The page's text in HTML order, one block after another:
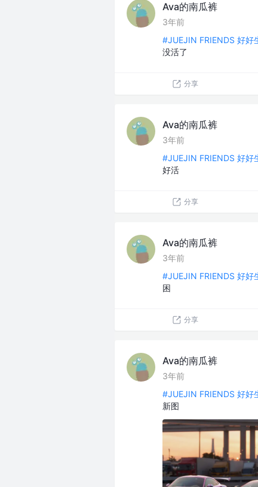
Ava的南瓜裤
3年前
#JUEJIN FRIENDS 好好
没活了
分享
Ava的南瓜裤
3年前
#JUEJIN FRIENDS 好好
好活
分享
Ava的南瓜裤
3年前
#JUEJIN FRIENDS 好好
困
分享
Ava的南瓜裤
3年前
#JUEJIN FRIENDS 好好
新图